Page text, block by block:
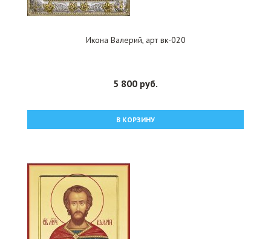
Икона Валерий, арт вк-020
5 800 руб.
В КОРЗИНУ